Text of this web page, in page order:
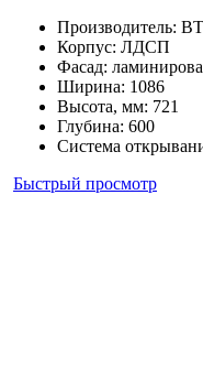
Производитель:
Корпус: ЛДСП
Фасад:
Ширина: 1086
Высота, мм: 721
Глубина: 600
Система
Быстрый просмотр